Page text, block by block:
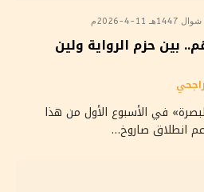
بين حزم الرواية ولين
في الأسبوع الأول من هذا
انطلاق صاروخ…